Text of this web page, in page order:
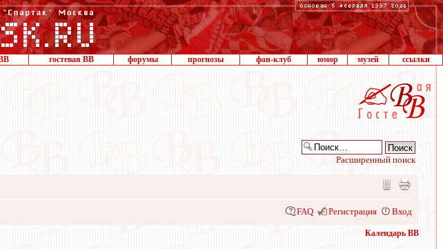
гостевая ВВ форумы прогнозы фан-клуб юмор музей ссылки
Расширенный поиск
FAQ Регистрация Вход
Календарь ВВ